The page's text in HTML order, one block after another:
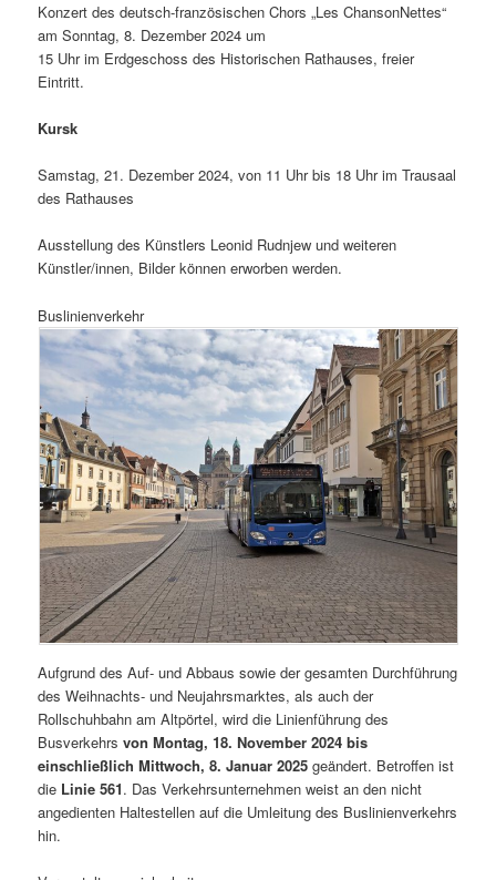
Konzert des deutsch-französischen Chors „Les ChansonNettes“
am Sonntag, 8. Dezember 2024 um
15 Uhr im Erdgeschoss des Historischen Rathauses, freier
Eintritt.
Kursk
Samstag, 21. Dezember 2024, von 11 Uhr bis 18 Uhr im Trausaal
des Rathauses
Ausstellung des Künstlers Leonid Rudnjew und weiteren
Künstler/innen, Bilder können erworben werden.
Buslinienverkehr
Aufgrund des Auf- und Abbaus sowie der gesamten Durchführung
des Weihnachts- und Neujahrsmarktes, als auch der
Rollschuhbahn am Altpörtel, wird die Linienführung des
Busverkehrsvon Montag, 18. November 2024 bis
einschließlich Mittwoch, 8. Januar 2025 geändert. Betroffen ist
die Linie 561. Das Verkehrsunternehmen weist an den nicht
angedienten Haltestellen auf die Umleitung des Buslinienverkehrs
hin.